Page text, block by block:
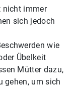
nicht immer
sich jedoch
wie
Übelkeit
Mütter dazu,
gehen, um sich